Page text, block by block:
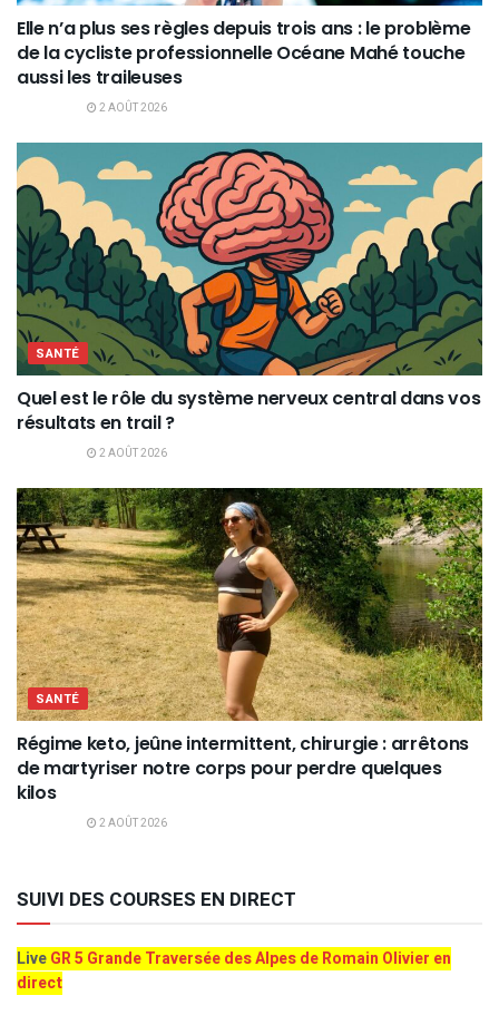
Elle n’a plus ses règles depuis trois ans : le problème
de la cycliste professionnelle Océane Mahé touche
aussi les traileuses
2 AOÛT 2026
SANTÉ
Quel est le rôle du système nerveux central dans vos
résultats en trail ?
2 AOÛT 2026
SANTÉ
Régime keto, jeûne intermittent, chirurgie : arrêtons
de martyriser notre corps pour perdre quelques
kilos
2 AOÛT 2026
SUIVI DES COURSES EN DIRECT
LiveGR 5 Grande Traversée des Alpes de Romain Olivier en
direct